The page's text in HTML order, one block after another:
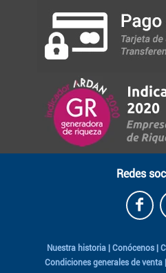
Redes
Nuestra historia Conócenos
Condiciones generales de venta